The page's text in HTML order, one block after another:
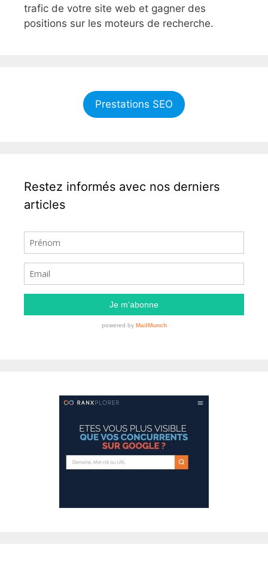
trafic de votre site web et gagner des
positions sur les moteurs de recherche.
Prestations SEO
Restez informés avec nos derniers
articles